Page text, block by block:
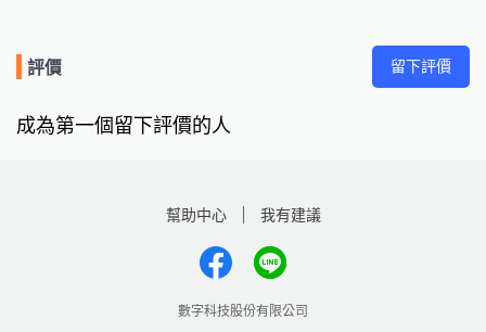
評價 留下評價
成為第一個留下評價的人
幫助中心 我有建議
數字科技股份有限公司